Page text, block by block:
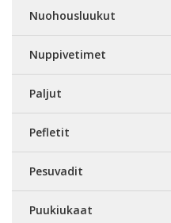
Nuohousluukut
Nuppivetimet
Paljut
Pefletit
Pesuvadit
Puukiukaat